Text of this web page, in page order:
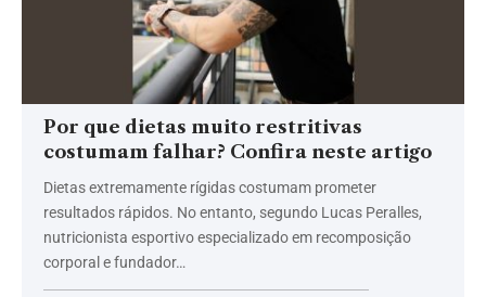
Por que dietas muito restritivas
costumam falhar? Confira neste artigo
Dietas extremamente rígidas costumam prometer
resultados rápidos. No entanto, segundo Lucas Peralles,
nutricionista esportivo especializado em recomposição
corporal e fundador…